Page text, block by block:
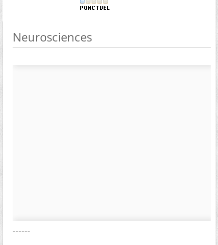
Neurosciences
------